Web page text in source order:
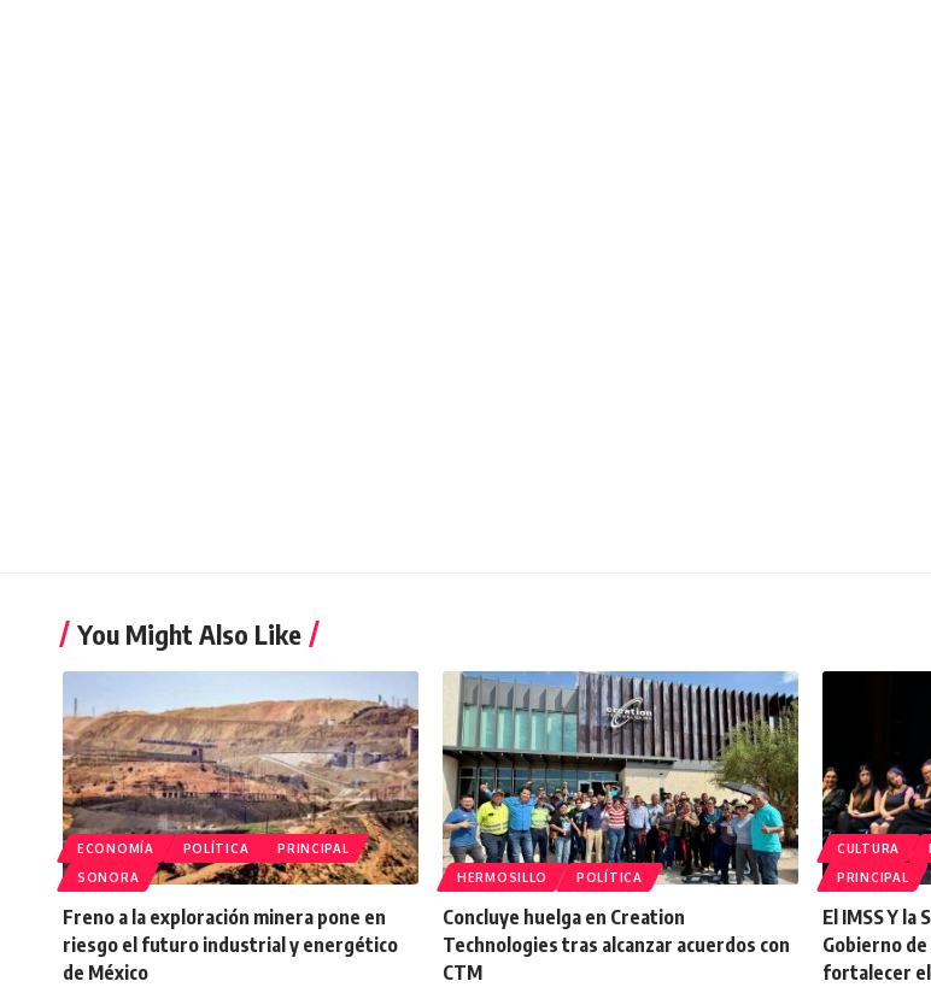
You Might Also Like
ECONOMÍA POLÍTICA
PRINCIPAL
SONORA
Freno a la exploración minera pone en
riesgo el futuro industrial y energético
de México
HERMOSILLO POLÍTICA
Concluye huelga en Creation
Technologies tras alcanzar acuerdos con
CTM
CULTURA
PRINCIPAL
El IMSS Y la
Gobierno
fortalecer